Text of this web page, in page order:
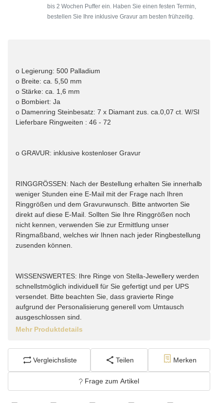
bis 2 Wochen Puffer ein. Haben Sie einen festen Termin,
bestellen Sie Ihre inklusive Gravur am besten frühzeitig.
o Legierung: 500 Palladium
o Breite: ca. 5,50 mm
o Stärke: ca. 1,6 mm
o Bombiert: Ja
o Damenring Steinbesatz: 7 x Diamant zus. ca.0,07 ct. W/SI
Lieferbare Ringweiten : 46 - 72
o GRAVUR: inklusive kostenloser Gravur
RINGGRÖSSEN: Nach der Bestellung erhalten Sie innerhalb
weniger Stunden eine E-Mail mit der Frage nach Ihren
Ringgrößen und dem Gravurwunsch. Bitte antworten Sie
direkt auf diese E-Mail. Sollten Sie Ihre Ringgrößen noch
nicht kennen, verwenden Sie zur Ermittlung unser
Ringmaßband, welches wir Ihnen nach jeder Ringbestellung
zusenden können.
WISSENSWERTES: Ihre Ringe von Stella-Jewellery werden
schnellstmöglich individuell für Sie gefertigt und per UPS
versendet. Bitte beachten Sie, dass gravierte Ringe
aufgrund der Personalisierung generell vom Umtausch
ausgeschlossen sind.
Mehr Produktdetails
Vergleichsliste Teilen Merken
Frage zum Artikel